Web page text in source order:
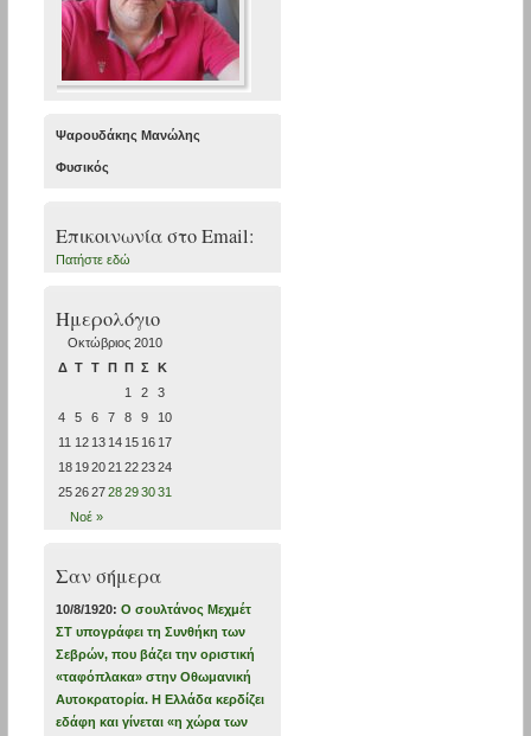
Ψαρουδάκης Μανώλης
Φυσικός
Επικοινωνία στο Εmail:
Πατήστε εδώ
Ημερολόγιο
Οκτώβριος 2010
Δ Τ Τ Π Π Σ
Κ
1
2
3
4
5 6 7 8 9
10
11 12 13 14 15 16 17
18 192021 222324
25262728293031
Νοέ »
Σαν σήμερα
10/8/1920: Ο σουλτάνος Μεχμέτ
ΣΤ υπογράφει τη Συνθήκη των
Σεβρών, που βάζει την οριστική
«ταφόπλακα» στην Οθωμανική
Αυτοκρατορία. Η Ελλάδα κερδίζει
εδάφη και γίνεται «η χώρα των